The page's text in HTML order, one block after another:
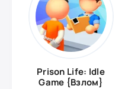
Prison Life: Idle
Game {Взлом}